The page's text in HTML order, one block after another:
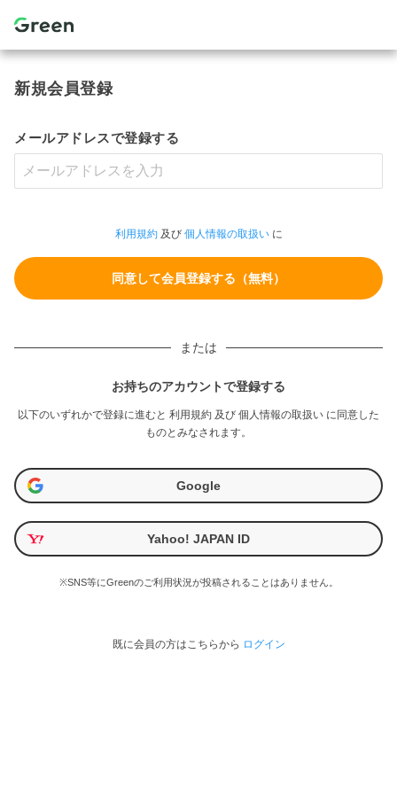
新規会員登録
メールアドレスで登録する
利用規約及び 個人情報の取扱いに
または
お持ちのアカウントで登録する
以下のいずれかで登録に進むと 利用規約 及び 個人情報の取扱い に同意した
ものとみなされます。
Google
Yahoo! JAPAN ID
※SNS等にGreenのご利用状況が投稿されることはありません。
既に会員の方はこちらから ログイン